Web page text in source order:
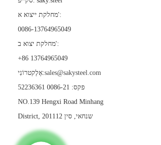
מחלקת ייצוא א':
0086-13764965049
מחלקת יצוא ב':
+86 13764965049
אֶלֶקטרוֹנִי:sales@sakysteel.com
פקס: 0086-21 52236361
NO.139 Hengxi Road Minhang
District, שנחאי, סין 201112